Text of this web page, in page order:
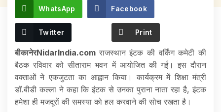
WhatsApp Facebook
Twitter Print
बीकानेरNidarIndia.com राजस्थान इंटक की वर्किंग कमेटी की
बैठक रविवार को सीताराम भवन में आयोजित की गई। इस दौरान
वक्ताओं ने एकजुटता का आह्वान किया। कार्यक्रम में शिक्षा मंत्री
डॉ.बीडी कल्ला ने कहा कि इंटक से उनका पुराना नाता रहा है, इंटक
हमेशा ही मजदूरों की समस्या को हल करवाने की सोच रखता है।